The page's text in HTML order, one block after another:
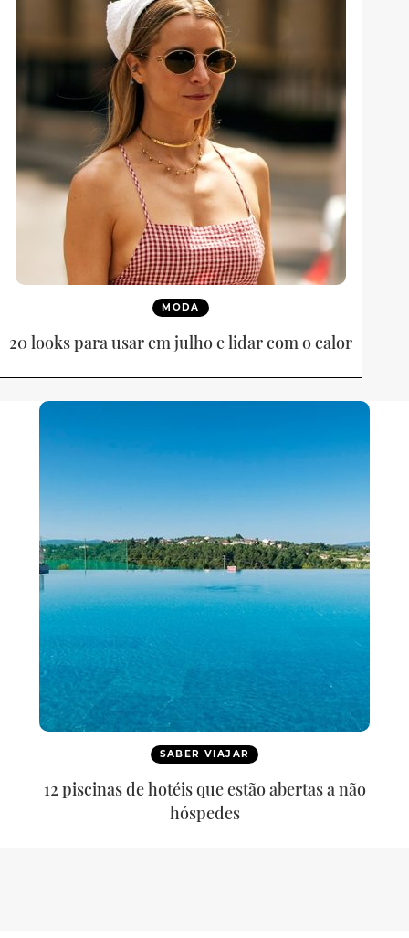
MODA
20 looks para usar em julho e lidar com o calor
SABER VIAJAR
12 piscinas de hotéis que estão abertas a não
hóspedes